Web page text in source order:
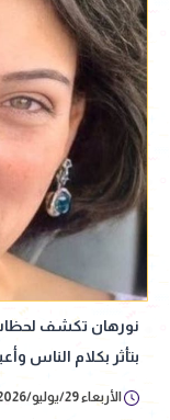
نورهان تكشف
بتأثر بكلام الناس
الأربعاء 29/يوليو/2026 - 10:46 م